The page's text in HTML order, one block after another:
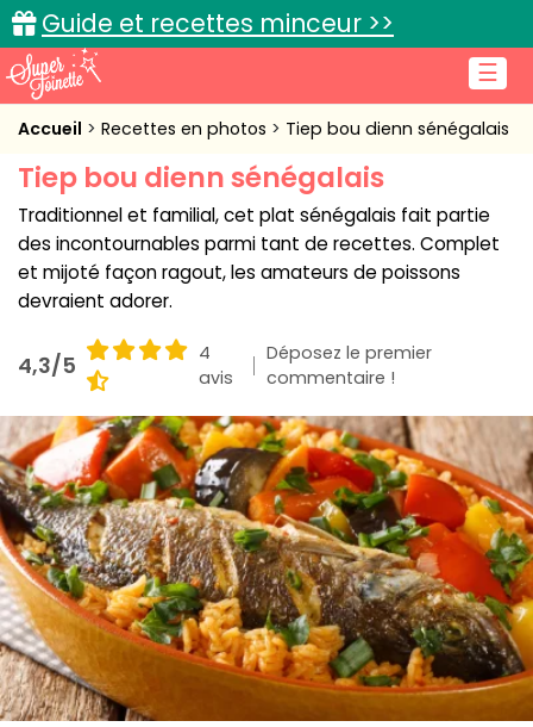
☰
Guide et recettes minceur >>
Accueil
Recettes de cuisine
Cuisine pratique
L'actu cuisine
Accueil Recettes en photos Tiep bou dienn sénégalais
Tiep bou dienn sénégalais
Traditionnel et familial, cet plat sénégalais fait partie
des incontournables parmi tant de recettes. Complet
et mijoté façon ragout, les amateurs de poissons
devraient adorer.
4,3/5
4
avis
Déposez le premier
commentaire !